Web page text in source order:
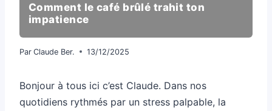
Comment le café brûlé trahit ton
impatience
Par Claude Ber. 13/12/2025
Bonjour à tous ici c’est Claude. Dans nos
quotidiens rythmés par un stress palpable, la